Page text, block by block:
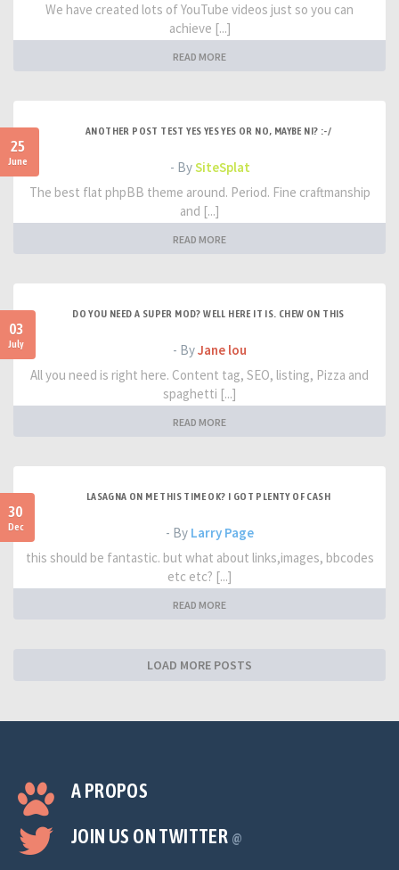
We have created lots of YouTube videos just so you can
achieve [...]
READ MORE
25
June
ANOTHER POST TEST YES YES YES OR NO, MAYBE NI? :-/
- BySiteSplat
The best flat phpBB theme around. Period. Fine craftmanship
and [...]
READ MORE
03
July
DO YOU NEED A SUPER MOD? WELL HERE IT IS. CHEW ON THIS
- ByJane lou
All you need is right here. Content tag, SEO, listing, Pizza and
spaghetti [...]
READ MORE
30
Dec
LASAGNA ON ME THIS TIME OK? I GOT PLENTY OF CASH
- By Larry Page
this should be fantastic. but what about links,images, bbcodes
etc etc? [...]
READ MORE
LOAD MORE POSTS
A PROPOS
JOIN US ON TWITTER @